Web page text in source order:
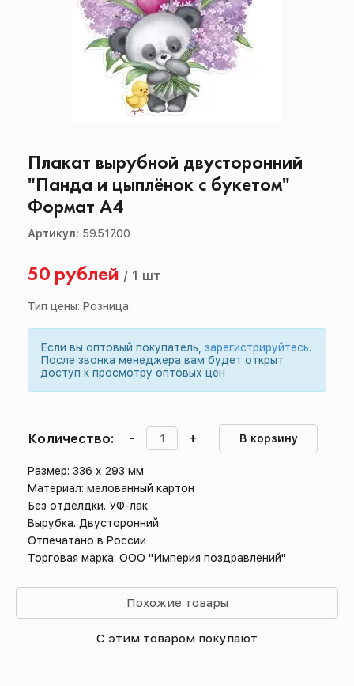
Плакат вырубной двусторонний
"Панда и цыплёнок с букетом"
Формат А4
Артикул: 59.517.00
50 рублей / 1 шт
Тип цены: Розница
Если вы оптовый покупатель, зарегистрируйтесь.
После звонка менеджера вам будет открыт
доступ к просмотру оптовых цен
Количество: - + В корзину
Размер: 336 х 293 мм
Материал: мелованный картон
Без отделдки. УФ-лак
Вырубка. Двусторонний
Отпечатано в России
Торговая марка: ООО "Империя поздравлений"
Похожие товары
С этим товаром покупают